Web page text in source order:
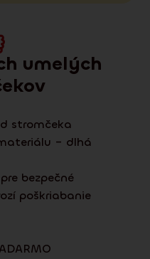
umelých
stromčeka
– dlhá
bezpečné
poškriabanie